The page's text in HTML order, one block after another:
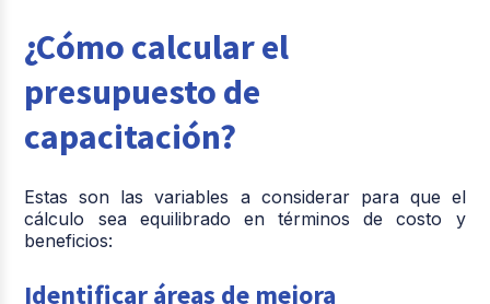
¿Cómo calcular el
presupuesto de
capacitación?
Estas son las variables a considerar para que el
cálculo sea equilibrado en términos de costo y
beneficios:
Identificar áreas de mejora